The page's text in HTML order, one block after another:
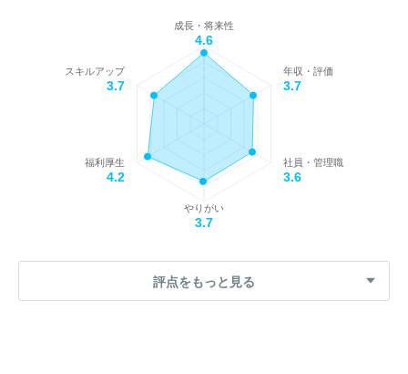
成長・将来性
4.6
年収・評価
3.7
社員・管理職
3.6
やりがい
3.7
福利厚生
4.2
スキルアップ
3.7
評点をもっと見る